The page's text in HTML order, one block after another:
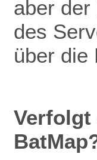
aber
des
über die
Verfolgt